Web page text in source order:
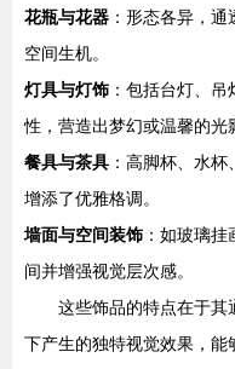
花瓶与花器 ：形态各异，
空间生机。
灯具与灯饰 ：包括台灯、
性，营造出梦幻或温馨的光
餐具与茶具 ：高脚杯、水
增添了优雅格调。
墙面与空间装饰 ：如玻璃
间并增强视觉层次感。
这些饰品的特点在于其
下产生的独特视觉效果，